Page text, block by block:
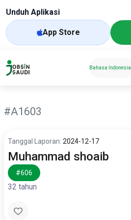
Unduh Aplikasi
App Store
Bahasa Indonesia
#A1603
Tanggal Laporan: 2024-12-17
Muhammad shoaib
#606
32 tahun